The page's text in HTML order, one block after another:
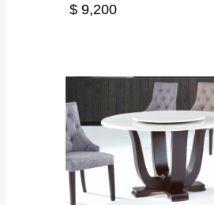
$ 9,200